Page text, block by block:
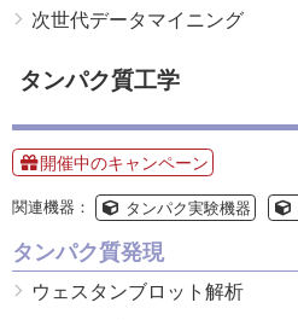
次世代データマイニング
タンパク質工学
開催中のキャンペーン
関連機器： タンパク実験機器
タンパク質発現
ウェスタンブロット解析